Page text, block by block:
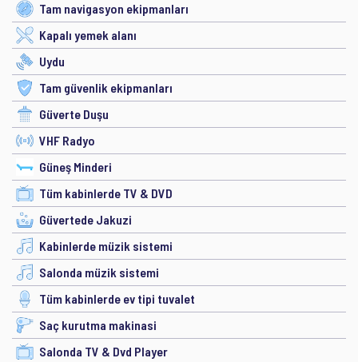
Tam navigasyon ekipmanları
Kapalı yemek alanı
Uydu
Tam güvenlik ekipmanları
Güverte Duşu
VHF Radyo
Güneş Minderi
Tüm kabinlerde TV & DVD
Güvertede Jakuzi
Kabinlerde müzik sistemi
Salonda müzik sistemi
Tüm kabinlerde ev tipi tuvalet
Saç kurutma makinasi
Salonda TV & Dvd Player